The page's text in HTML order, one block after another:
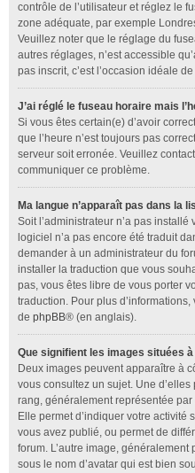
contrôle de l’utilisateur et réglez le
zone adéquate, par exemple
Veuillez noter que le réglage du
autres réglages, n’est accessible
pas inscrit, c’est l’occasion idéale
J’ai réglé le fuseau horaire mais
Si vous êtes certain(e) d’avoir
que l’heure n’est toujours pas
serveur soit erronée. Veuillez
communiquer ce problème.
Ma langue n’apparaît pas dans la
Soit l’administrateur n’a pas
logiciel n’a pas encore été traduit
demander à un administrateur du
installer la traduction que vous
pas, vous êtes libre de vous porter
traduction. Pour plus
de phpBB® (en anglais).
Que signifient les images situées
Deux images peuvent apparaître à
vous consultez un sujet. Une
rang, généralement représentée
Elle permet d’indiquer votre activité
vous avez publié, ou permet de
forum. L’autre image,
sous le nom d’avatar qui est bien